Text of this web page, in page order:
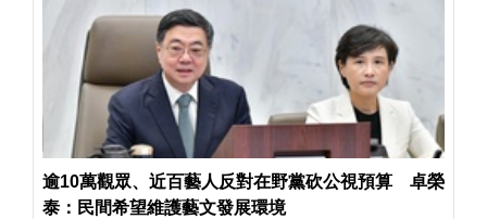
逾10萬觀眾、近百藝人反對在野黨砍公視預算 卓榮
泰：民間希望維護藝文發展環境